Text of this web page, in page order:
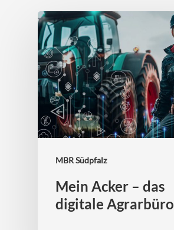
MBR Südpfalz
Mein Acker – das
digitale Agrarbüro